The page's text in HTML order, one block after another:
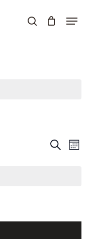
search
Viðburðir
Search
Leita